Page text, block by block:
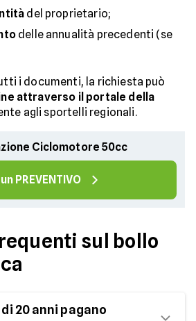
del proprietario;
delle annualità precedenti (se
i documenti, la richiesta può
attraverso il portale della
agli sportelli regionali.
Ciclomotore 50cc
PREVENTIVO
sul bollo
20 anni pagano